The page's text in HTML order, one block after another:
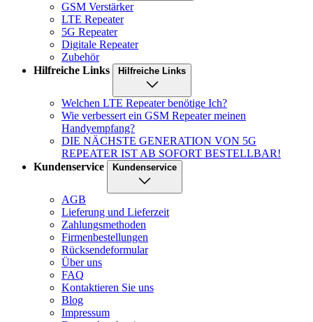
GSM Verstärker
LTE Repeater
5G Repeater
Digitale Repeater
Zubehör
Hilfreiche Links
Hilfreiche Links
Welchen LTE Repeater benötige Ich?
Wie verbessert ein GSM Repeater meinen
Handyempfang?
DIE NÄCHSTE GENERATION VON 5G
REPEATER IST AB SOFORT BESTELLBAR!
Kundenservice
Kundenservice
AGB
Lieferung und Lieferzeit
Zahlungsmethoden
Firmenbestellungen
Rücksendeformular
Über uns
FAQ
Kontaktieren Sie uns
Blog
Impressum